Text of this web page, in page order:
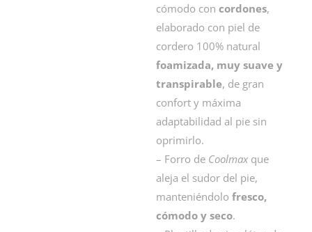
cómodo con cordones,
elaborado con piel de
cordero 100% natural
foamizada, muy suave y
transpirable, de gran
confort y máxima
adaptabilidad al pie sin
oprimirlo.
– Forro de Coolmax que
aleja el sudor del pie,
manteniéndolo fresco,
cómodo y seco.